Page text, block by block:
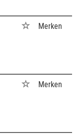
Merken
Merken